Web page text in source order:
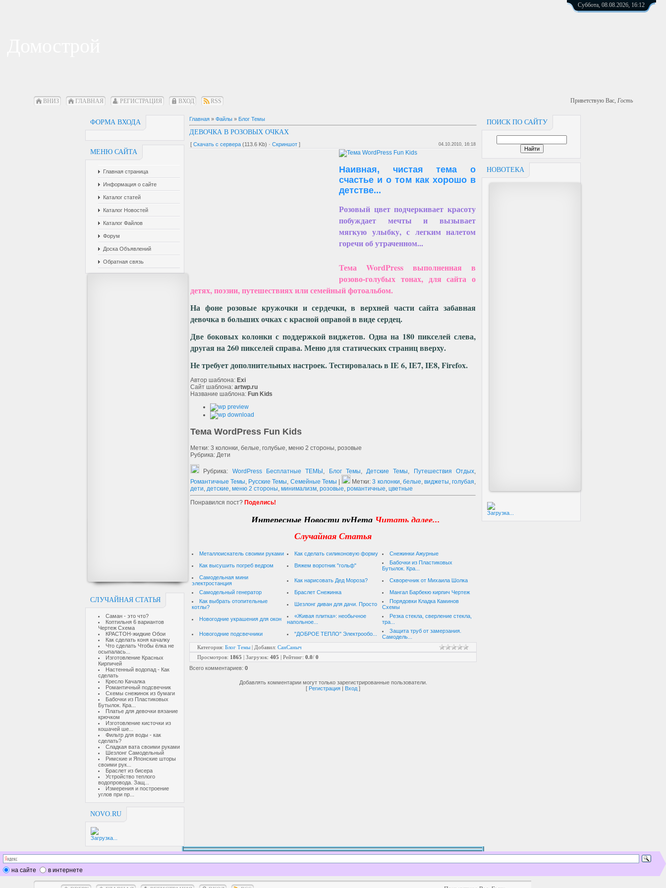
Суббота, 08.08.2026, 16:12
ВНИЗ ГЛАВНАЯ РЕГИСТРАЦИЯ ВХОД RSS Приветствую Вас, Гость
ФОРМА ВХОДА
МЕНЮ САЙТА
Главная страница
Информация о сайте
Каталог статей
Каталог Новостей
Каталог Файлов
Форум
Доска Объявлений
Обратная связь
СЛУЧАЙНАЯ СТАТЬЯ
Саман - это что?
Коптильня 6 вариантов
Чертеж Схема
КРАСТОН-жидкие Обои
Как сделать коня качалку
Что сделать Чтобы ёлка не
осыпалась...
Изготовление Красных
Кирпичей
Настенный водопад - Как
сделать
Кресло Качалка
Романтичный подсвечник
Схемы снежинок из бумаги
Бабочки из Пластиковых
Бутылок. Кра...
Платье для девочки вязание
крючком
Изготовление кисточки из
кошачей ше...
Фильтр для воды - как
сделать?
Сладкая вата своими руками
Шезлонг Самодельный
Римские и Японские шторы
своими рук...
Браслет из бисера
Устройство теплого
водопровода. Защ...
Измерения и построение
углов при пр...
NOVO.RU
Загрузка...
ПОИСК ПО САЙТУ
НОВОТЕКА
Загрузка...
Главная » Файлы » Блог Темы
ДЕВОЧКА В РОЗОВЫХ ОЧКАХ
[ Скачать с сервера (113.6 Kb) · Скриншот ] 04.10.2010, 16:18
Наивная, чистая тема о
счастье и о том как хорошо в
детстве...
Розовый цвет подчеркивает красоту
побуждает мечты и вызывает
мягкую улыбку, с легким налетом
горечи об утраченном...
Тема WordPress выполненная в
розово-голубых тонах, для сайта о
детях, поэзии, путешествиях или семейный фотоальбом.
На фоне розовые кружочки и сердечки, в верхней части сайта забавная
девочка в больших очках с красной оправой в виде сердец.
Две боковых колонки с поддержкой виджетов. Одна на 180 пикселей слева,
другая на 260 пикселей справа. Меню для статических страниц вверху.
Не требует дополнительных настроек. Тестировалась в IE 6, IE7, IE8, Firefox.
Автор шаблона: Exi
Сайт шаблона: artwp.ru
Название шаблона: Fun Kids
Тема WordPress Fun Kids
Метки: 3 колонки, белые, голубые, меню 2 стороны, розовые
Рубрика: Дети
Рубрика: WordPress Бесплатные ТЕМЫ Блог Темы Детские Темы Путешествия Отдых
Романтичные Темы Русские Темы Семейные Темы | Метки:3 колонки белые виджеты ,голубая
дети детские меню 2 стороны минимализм розовые романтичные цветные
Понравился пост? Поделись!
Интересные Новости руНетаЧитать далее...
Случайная Статья
Металлоискатель своими руками Как сделать силиконовую форму
Снежинки Ажурные
Как высушить погреб ведром
Вяжем воротник "гольф"
Бабочки из Пластиковых
Бутылок. Кра...
Самодельная мини
электростанция
Как нарисовать Дед Мороза?
Скворечник от Михаила Шолка
Самодельный генератор
Браслет Снежинка
Мангал Барбекю кирпич Чертеж
Как выбрать отопительные
котлы?
Шезлонг диван для дачи. Просто
Порядовки Кладка Каминов
Схемы
Новогодние украшения для окон
«Живая плитка»: необычное
напольное...
Резка стекла, сверление стекла,
тра...
Новогодние подсвечники
"ДОБРОЕ ТЕПЛО" Электрообо...
Защита труб от замерзания.
Самодель...
Категория: Блог Темы | Добавил: СанСаныч
Просмотров: 1865 | Загрузок: 405 | Рейтинг: 0.0/ 0
Всего комментариев: 0
Добавлять комментарии могут только зарегистрированные пользователи.
[ Регистрация | Вход ]
на сайте в интернете